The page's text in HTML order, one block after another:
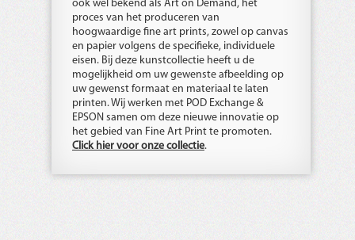
ook wel bekend als Art on Demand, het
proces van het produceren van
hoogwaardige fine art prints, zowel op canvas
en papier volgens de specifieke, individuele
eisen. Bij deze kunstcollectie heeft u de
mogelijkheid om uw gewenste afbeelding op
uw gewenst formaat en materiaal te laten
printen. Wij werken met POD Exchange &
EPSON samen om deze nieuwe innovatie op
het gebied van Fine Art Print te promoten.
Click hier voor onze collectie.